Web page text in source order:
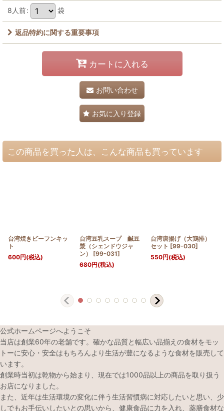
8人前: 袋
返品特約に関する重要事項
カートに入れる
お問い合わせ
お気に入り登録
この商品を買った人は、こんな商品も買っています
台湾焼きビーフンキッ
ト
600円(税込)
台湾豆乳スープ 鹹豆
漿（シェンドウジャ
ン）
[99-031]
680円(税込)
台湾唐揚げ（大鶏排）
セット [99-030]
550円(税込)
公式ホームページへようこそ
当店は創業60年の老舗です。確かな品質と幅広い品揃えの食材をモッ
トーに安心・安全はもちろんより生活が豊になるような食材を販売して
います。
創業時当初は乾物から始まり、現在では1000品以上の商品を取り扱う
お店になりました。
また、近年は生活環境の変化に伴う生活習慣病に対応したいと思い、少
しでもお手伝いしたいとの思いから、健康食品に力を入れ、薬膳食材な